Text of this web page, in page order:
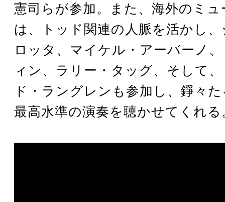
憲司らが参加。また、海外のミ
は、トッド関連の人脈を活かし
ロッタ、マイケル・アーバーノ
ィン、ラリー・タッグ、そして
ド・ラングレンも参加し、錚々
最高水準の演奏を聴かせてくれる